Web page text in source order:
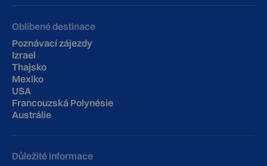
Oblíbené destinace
Poznávací zájezdy
Izrael
Thajsko
Mexiko
USA
Francouzská Polynésie
Austrálie
Důležité informace